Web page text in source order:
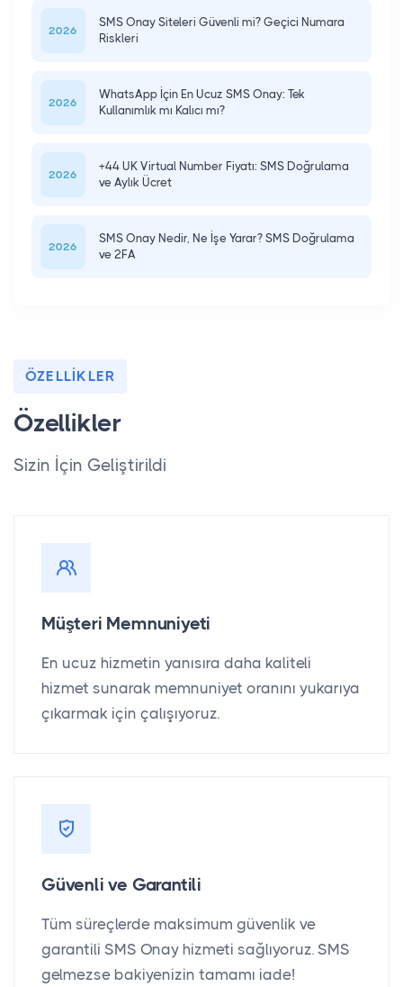
2026
SMS Onay Siteleri Güvenli mi? Geçici Numara
Riskleri
2026
WhatsApp İçin En Ucuz SMS Onay: Tek
Kullanımlık mı Kalıcı mı?
2026
+44 UK Virtual Number Fiyatı: SMS Doğrulama
ve Aylık Ücret
2026
SMS Onay Nedir, Ne İşe Yarar? SMS Doğrulama
ve 2FA
ÖZELLIKLER
Özellikler
Sizin İçin Geliştirildi
Müşteri Memnuniyeti
En ucuz hizmetin yanısıra daha kaliteli
hizmet sunarak memnuniyet oranını yukarıya
çıkarmak için çalışıyoruz.
Güvenli ve Garantili
Tüm süreçlerde maksimum güvenlik ve
garantili SMS Onay hizmeti sağlıyoruz. SMS
gelmezse bakiyenizin tamamı iade!